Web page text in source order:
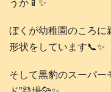
うか📱✨
ぼくが幼稚園のころに
形状をしています📞✨
そして黒豹のスーパー